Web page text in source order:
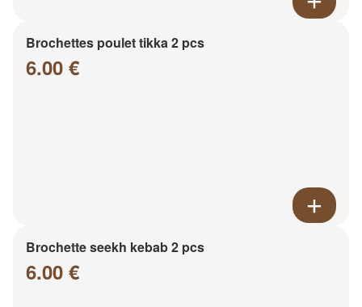
Brochettes poulet tikka 2 pcs
6.00 €
Brochette seekh kebab 2 pcs
6.00 €